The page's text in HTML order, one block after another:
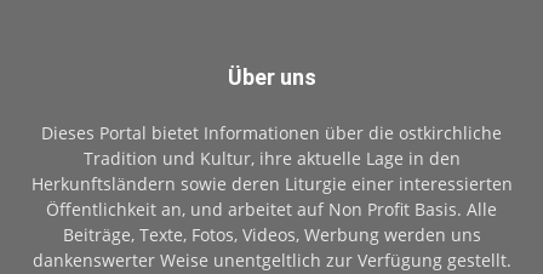
Über uns
Dieses Portal bietet Informationen über die ostkirchliche
Tradition und Kultur, ihre aktuelle Lage in den
Herkunftsländern sowie deren Liturgie einer interessierten
Öffentlichkeit an, und arbeitet auf Non Profit Basis. Alle
Beiträge, Texte, Fotos, Videos, Werbung werden uns
dankenswerter Weise unentgeltlich zur Verfügung gestellt.